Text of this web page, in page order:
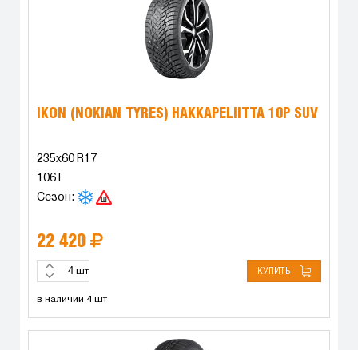
IKON (NOKIAN TYRES) HAKKAPELIITTA 10P SUV
235x60 R17
106T
Сезон:
22 420
шт КУПИТЬ
в наличии 4 шт